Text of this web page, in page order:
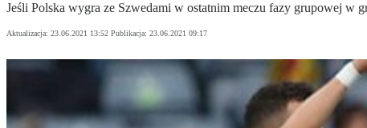
Jeśli Polska wygra ze Szwedami w ostatnim meczu fazy grupowej w
Aktualizacja: 23.06.2021 13:52 Publikacja: 23.06.2021 09:17